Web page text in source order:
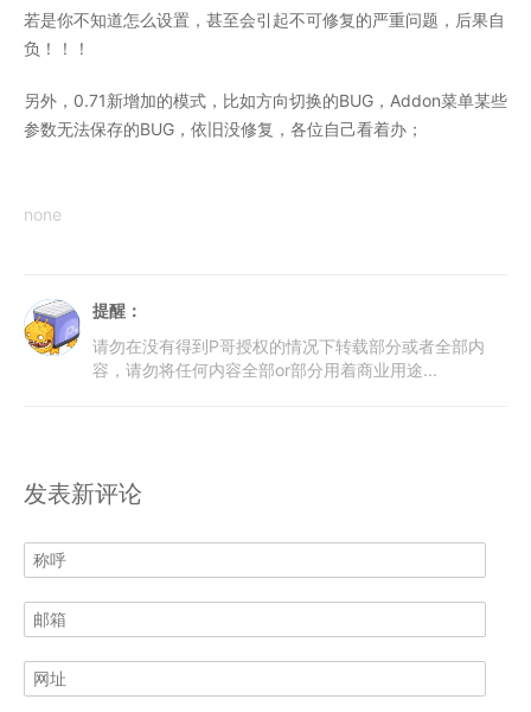
若是你不知道怎么设置，甚至会引起不可修复的严重问题，后果自
负！！！
另外，0.71新增加的模式，比如方向切换的BUG，Addon菜单某些
参数无法保存的BUG，依旧没修复，各位自己看着办；
none
提醒：
请勿在没有得到P哥授权的情况下转载部分或者全部内
容，请勿将任何内容全部or部分用着商业用途...
发表新评论